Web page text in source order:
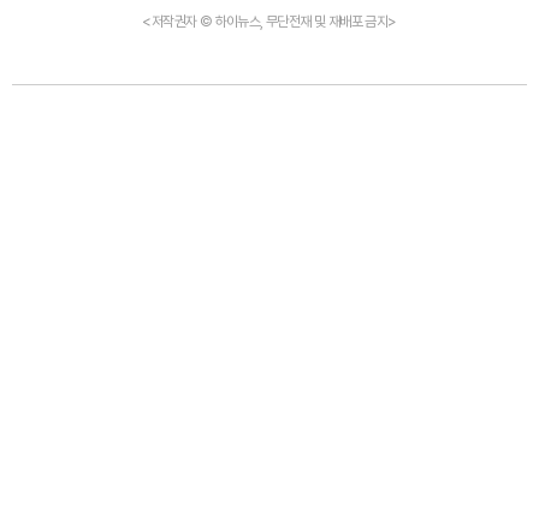
<저작권자 © 하이뉴스, 무단전재 및 재배포 금지>